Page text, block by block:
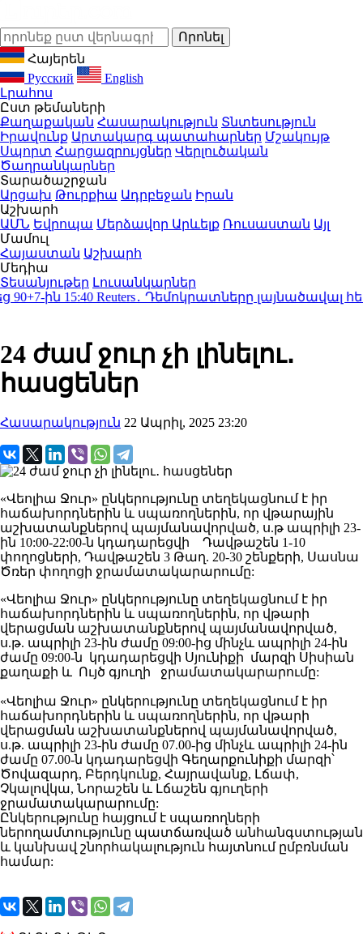
Հայերեն
Русский
English
Լրահոս
Ըստ թեմաների
Քաղաքական Հասարակություն Տնտեսություն
Իրավունք Արտակարգ պատահարներ Մշակույթ
Սպորտ Հարցազրույցներ Վերլուծական
Ծաղրանկարներ
Տարածաշրջան
Արցախ Թուրքիա Ադրբեջան Իրան
Աշխարհ
ԱՄՆ Եվրոպա Մերձավոր Արևելք Ռուսաստան Այլ
Մամուլ
Հայաստան Աշխարհ
Մեդիա
Տեսանյութեր Լուսանկարներ
ին15:40Reuters․ Դեմոկրատները լայնածավալ
24 ժամ ջուր չի լինելու․
հասցեներ
Հասարակություն 22 Ապրիլ, 2025 23:20
«Վեոլիա Ջուր» ընկերությունը տեղեկացնում է իր
հաճախորդներին և սպառողներին, որ վթարային
աշխատանքներով պայմանավորված, ս.թ ապրիլի 23-
ին 10:00-22:00-ն կդադարեցվի Դավթաշեն 1-10
փողոցների, Դավթաշեն 3 Թաղ. 20-30 շենքերի, Սասնա
Ծռեր փողոցի ջրամատակարարումը:
«Վեոլիա Ջուր» ընկերությունը տեղեկացնում է իր
հաճախորդներին և սպառողներին, որ վթարի
վերացման աշխատանքներով պայմանավորված,
ս.թ. ապրիլի 23-ին ժամը 09:00-ից մինչև ապրիլի 24-ին
ժամը 09:00-ն կդադարեցվի Սյունիքի մարզի Սիսիան
քաղաքի և Ույծ գյուղի ջրամատակարարումը:
«Վեոլիա Ջուր» ընկերությունը տեղեկացնում է իր
հաճախորդներին և սպառողներին, որ վթարի
վերացման աշխատանքներով պայմանավորված,
ս.թ. ապրիլի 23-ին ժամը 07.00-ից մինչև ապրիլի 24-ին
ժամը 07.00-ն կդադարեցվի Գեղարքունիքի մարզի՝
Ծովազարդ, Բերդկունք, Հայրավանք, Լճափ,
Չկալովկա, Նորաշեն և Լճաշեն գյուղերի
ջրամատակարարումը:
Ընկերությունը հայցում է սպառողների
ներողամտությունը պատճառված անհանգստության
և կանխավ շնորհակալություն հայտնում ըմբռնման
համար: